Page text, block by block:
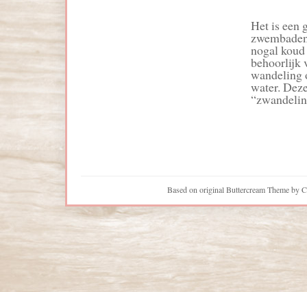
Het is een
nogal
behoorlijk
wandeling
water.
Based on original Buttercream Theme by